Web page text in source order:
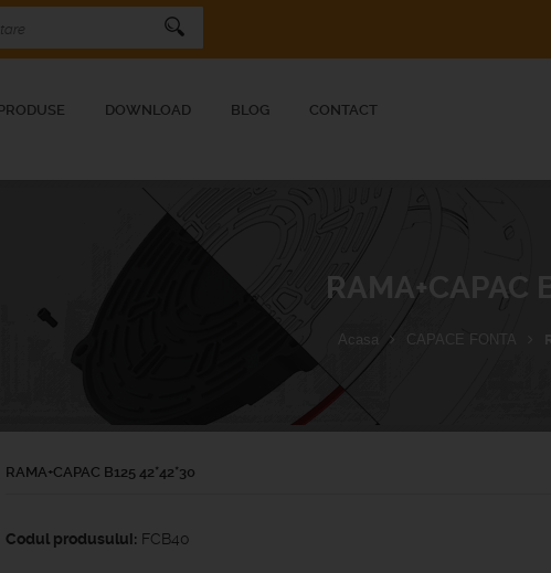
DOWNLOAD BLOG CONTACT
RAMA+CAPAC
Acasa CAPACE FONTA
RAMA+CAPAC B125 42*42*30
Codul produsului: FCB40